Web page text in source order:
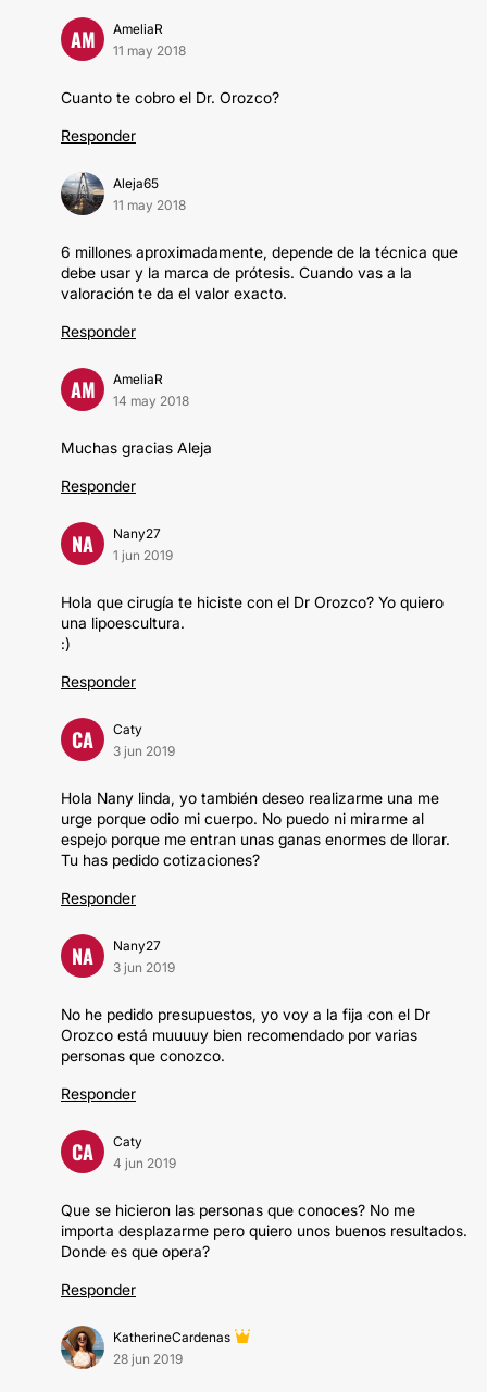
AM
AmeliaR
11 may 2018
Cuanto te cobro el Dr. Orozco?
Responder
Aleja65
11 may 2018
6 millones aproximadamente, depende de la técnica que
debe usar y la marca de prótesis. Cuando vas a la
valoración te da el valor exacto.
Responder
AM
AmeliaR
14 may 2018
Muchas gracias Aleja
Responder
NA
Nany27
1 jun 2019
Hola que cirugía te hiciste con el Dr Orozco? Yo quiero
una lipoescultura.
:)
Responder
CA
Caty
3 jun 2019
Hola Nany linda, yo también deseo realizarme una me
urge porque odio mi cuerpo. No puedo ni mirarme al
espejo porque me entran unas ganas enormes de llorar.
Tu has pedido cotizaciones?
Responder
NA
Nany27
3 jun 2019
No he pedido presupuestos, yo voy a la fija con el Dr
Orozco está muuuuy bien recomendado por varias
personas que conozco.
Responder
CA
Caty
4 jun 2019
Que se hicieron las personas que conoces? No me
importa desplazarme pero quiero unos buenos resultados.
Donde es que opera?
Responder
KatherineCardenas
28 jun 2019